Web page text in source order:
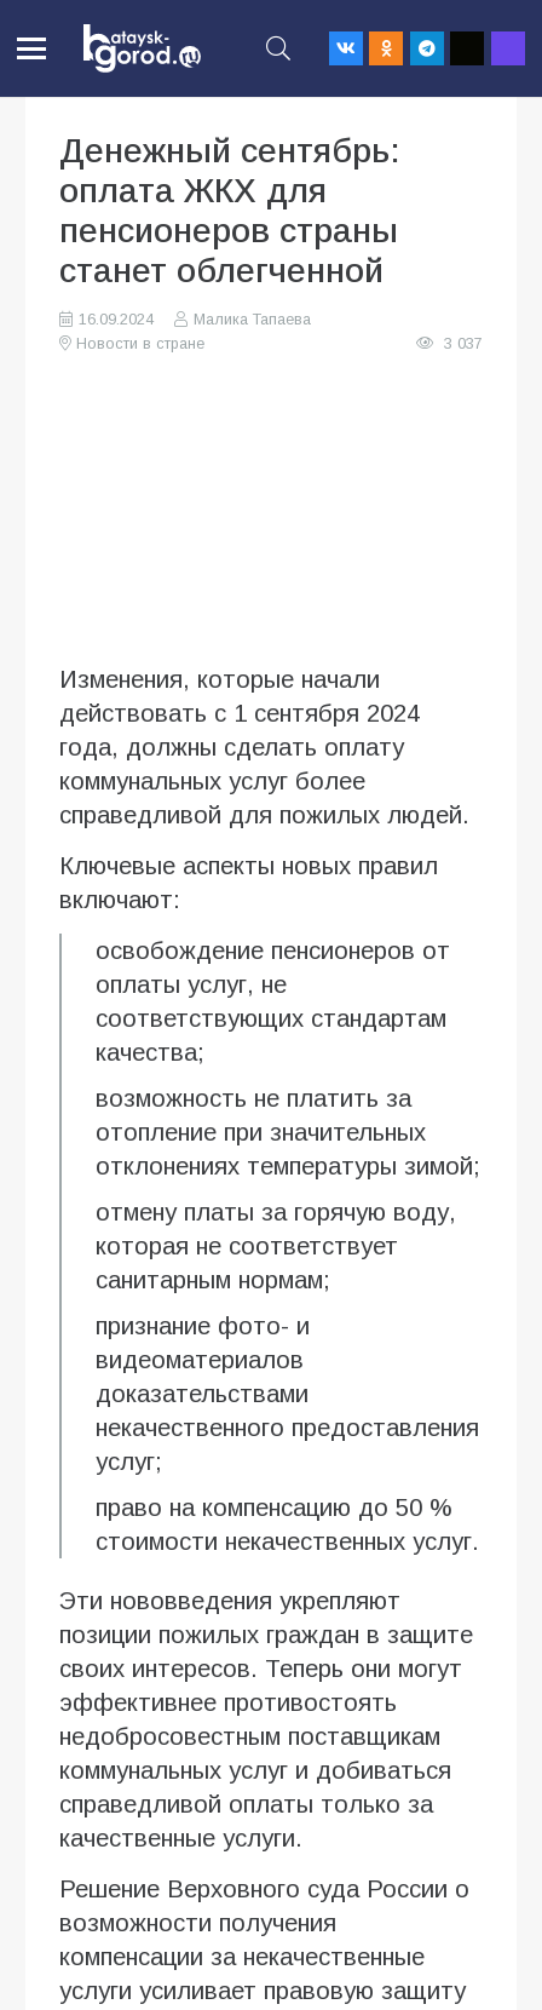
Денежный сентябрь:
оплата ЖКХ для
пенсионеров страны
станет облегченной
16.09.2024
Малика Тапаева
Новости в стране
3 037
Изменения, которые начали
действовать с 1 сентября 2024
года, должны сделать оплату
коммунальных услуг более
справедливой для пожилых людей.
Ключевые аспекты новых правил
включают:
освобождение пенсионеров от
оплаты услуг, не
соответствующих стандартам
качества;
возможность не платить за
отопление при значительных
отклонениях температуры зимой;
отмену платы за горячую воду,
которая не соответствует
санитарным нормам;
признание фото- и
видеоматериалов
доказательствами
некачественного предоставления
услуг;
право на компенсацию до 50 %
стоимости некачественных услуг.
Эти нововведения укрепляют
позиции пожилых граждан в защите
своих интересов. Теперь они могут
эффективнее противостоять
недобросовестным поставщикам
коммунальных услуг и добиваться
справедливой оплаты только за
качественные услуги.
Решение Верховного суда России о
возможности получения
компенсации за некачественные
услуги усиливает правовую защиту